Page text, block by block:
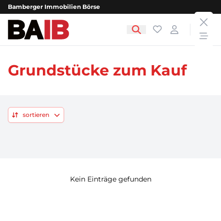
Bamberger Immobilien Börse
Bamberger Immobilien Börse Favoriten
Login
Grundstücke zum Kauf
sortieren
Kein Einträge gefunden